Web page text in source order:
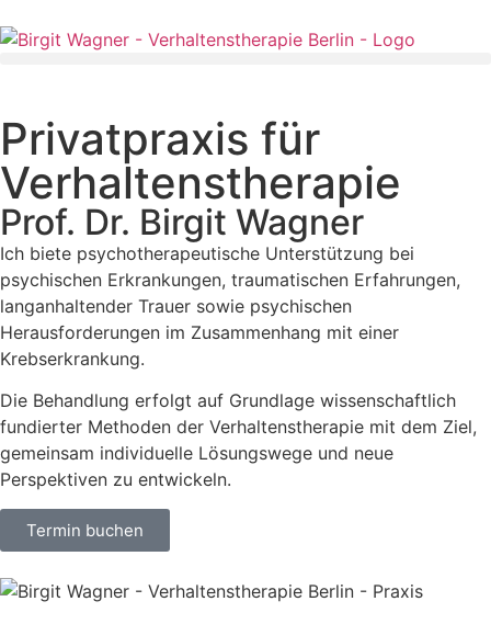
Privatpraxis für
Verhaltenstherapie
Prof. Dr. Birgit Wagner
Ich biete psychotherapeutische Unterstützung bei
psychischen Erkrankungen, traumatischen Erfahrungen,
langanhaltender Trauer sowie psychischen
Herausforderungen im Zusammenhang mit einer
Krebserkrankung.
Die Behandlung erfolgt auf Grundlage wissenschaftlich
fundierter Methoden der Verhaltenstherapie mit dem Ziel,
gemeinsam individuelle Lösungswege und neue
Perspektiven zu entwickeln.
Termin buchen